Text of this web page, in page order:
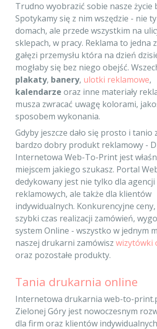
Trudno wyobrazić sobie nasze życie
Spotykamy się z nim wszędzie - nie
domach, ale przede wszystkim na
sklepach, w pracy. Reklama to jedna
gałęzi przemysłu która na dzień
mogłaby się bez niego obejść.
plakaty, banery, ulotki reklamowe,
kalendarze oraz inne materiały
musza zwracać uwagę kolorami,
sposobem wykonania.
Gdyby jeszcze dało się prosto i tanio
bardzo dobry produkt reklamowy -
Internetowa Web-To-Print jest
miejscem jakiego szukasz. Portal
dedykowany jest nie tylko dla agencji
reklamowych, ale także dla klientów
indywidualnych. Konkurencyjne
szybki czas realizacji zamówień,
system Online - wszystko w jednym
naszej drukarni zamówisz wizytówki
oraz pozostałe produkty.
Tania drukarnia online
Internetowa drukarnia web-to-
Zielonej Góry jest nowoczesnym
dla firm oraz klientów